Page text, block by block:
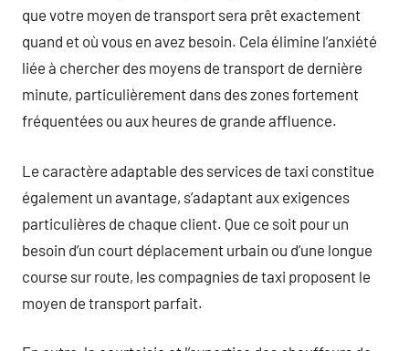
que votre moyen de transport sera prêt exactement
quand et où vous en avez besoin. Cela élimine l’anxiété
liée à chercher des moyens de transport de dernière
minute, particulièrement dans des zones fortement
fréquentées ou aux heures de grande affluence.
Le caractère adaptable des services de taxi constitue
également un avantage, s’adaptant aux exigences
particulières de chaque client. Que ce soit pour un
besoin d’un court déplacement urbain ou d’une longue
course sur route, les compagnies de taxi proposent le
moyen de transport parfait.